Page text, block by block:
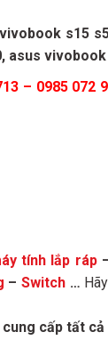
– 0985 072
tính lắp ráp
–Switch …
cấp tất